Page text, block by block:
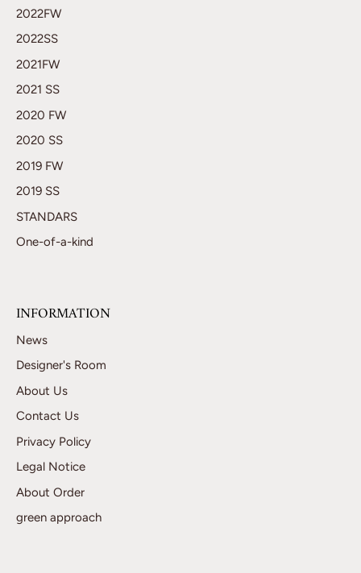
2022FW
2022SS
2021FW
2021 SS
2020 FW
2020 SS
2019 FW
2019 SS
STANDARS
One-of-a-kind
INFORMATION
News
Designer's Room
About Us
Contact Us
Privacy Policy
Legal Notice
About Order
green approach